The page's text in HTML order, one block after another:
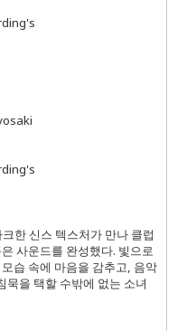
한 신스 텍스처가 만나 클럽
사운드를 완성했다. 빛으로
습 속에 마음을 감추고, 음악
묵을 택할 수밖에 없는 소녀